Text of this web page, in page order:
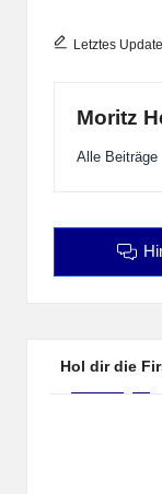
Letztes
Moritz
Alle Beiträge
Hol dir die